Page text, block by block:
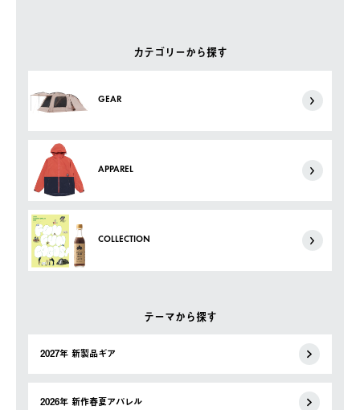
カテゴリーから探す
GEAR
APPAREL
COLLECTION
テーマから探す
2027年 新製品ギア
2026年 新作春夏アパレル